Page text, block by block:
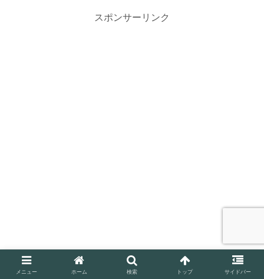
スポンサーリンク
メニュー ホーム 検索 トップ サイドバー